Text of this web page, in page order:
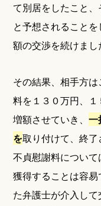
て別居をしたこと
と予想されること
額の交渉を続けまし
その結果、相手方
料を１３０万円、
増額させていき、一
を取り付けて、終了
不貞慰謝料につい
獲得することは容
た弁護士が介入して